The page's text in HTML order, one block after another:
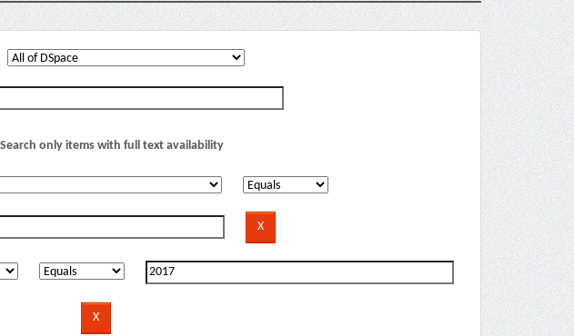
Search only items with full text availability